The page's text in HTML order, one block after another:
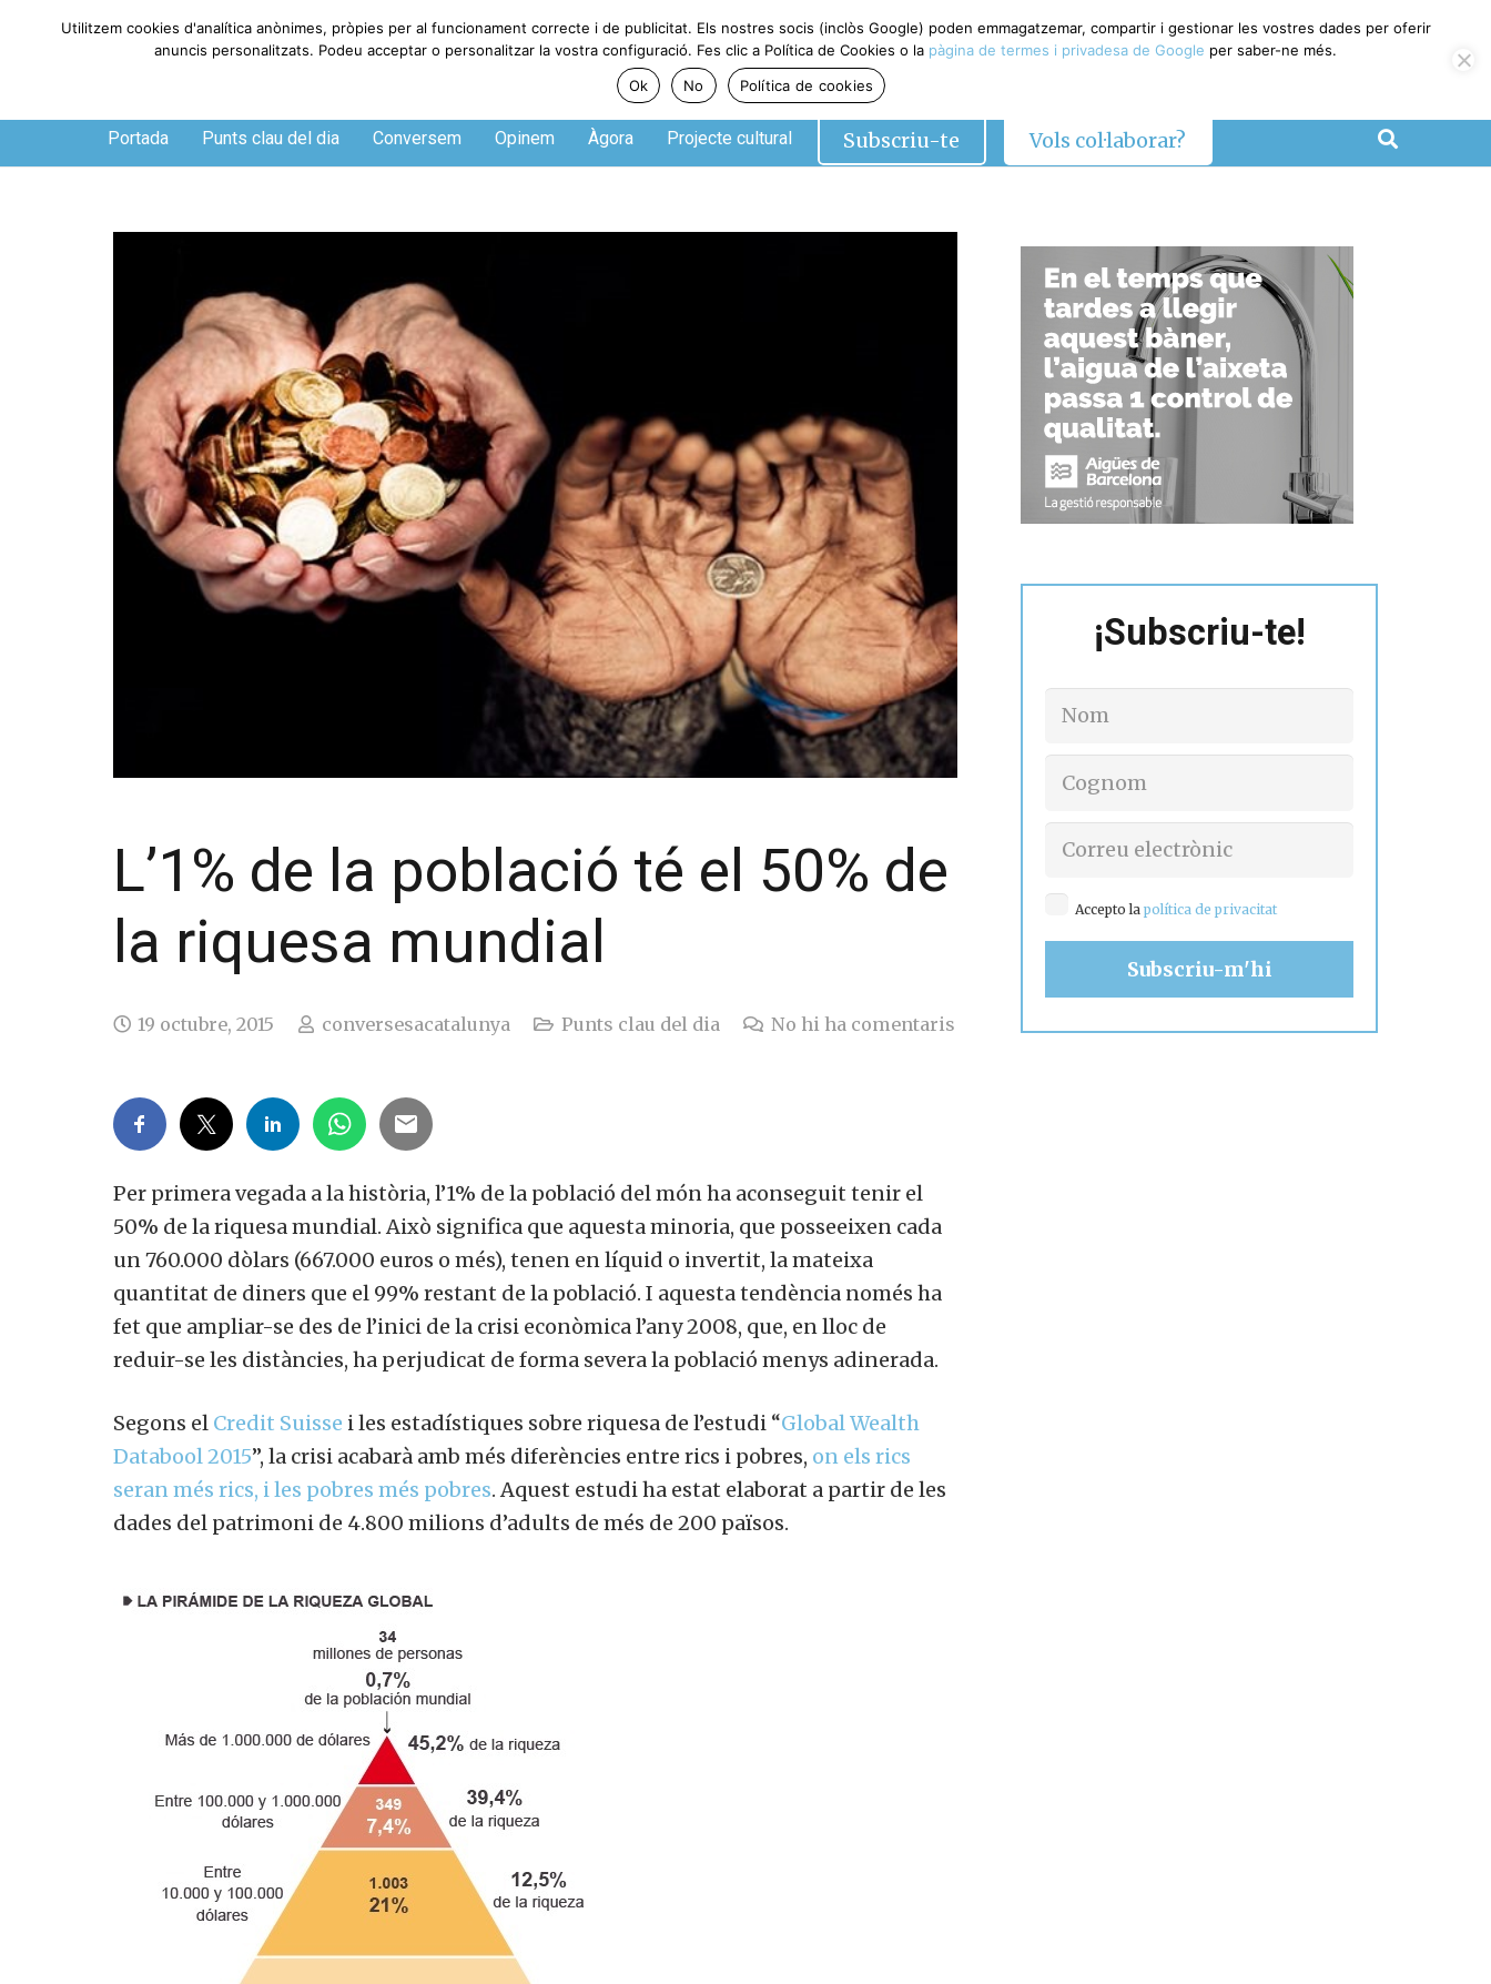
Dijous, 6 de agosto de 2026
Portada Punts clau del dia Conversem Opinem Àgora Projecte cultural Subscriu-te Vols col·laborar?
L’1% de la població té el 50% de
la riquesa mundial
19 octubre, 2015 conversesacatalunya Punts clau del dia No hi ha comentaris
Per primera vegada a la història, l’1% de la població del món ha aconseguit tenir el
50% de la riquesa mundial. Això significa que aquesta minoria, que posseeixen cada
un 760.000 dòlars (667.000 euros o més), tenen en líquid o invertit, la mateixa
quantitat de diners que el 99% restant de la població. I aquesta tendència només ha
fet que ampliar-se des de l’inici de la crisi econòmica l’any 2008, que, en lloc de
reduir-se les distàncies, ha perjudicat de forma severa la població menys adinerada.
Segons elCredit Suissei les estadístiques sobre riquesa de l’estudi “Global Wealth
Databool 2015”, la crisi acabarà amb més diferències entre rics i pobres,on els rics
seran més rics, i les pobres més pobres. Aquest estudi ha estat elaborat a partir de les
dades del patrimoni de 4.800 milions d’adults de més de 200 països.
¡Subscriu-te!
Accepto lapolítica de privacitat
Utilitzem cookies d'analítica anònimes, pròpies per al funcionament correcte i de publicitat. Els nostres socis (inclòs Google) poden emmagatzemar, compartir i gestionar les vostres dades per oferir
anuncis personalitzats. Podeu acceptar o personalitzar la vostra configuració. Fes clic a Política de Cookies o lapàgina de termes i privadesa de Googleper saber-ne més.
Ok
No Política de cookies